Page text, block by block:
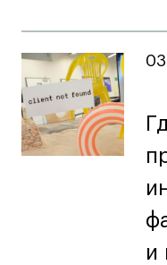
Лицензия на
деятельности АНО
Университет»
Карта сайта
и